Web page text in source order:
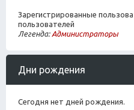
Зарегистрированные
пользователей
Легенда: Администраторы
Дни рождения
Сегодня нет дней рождения.